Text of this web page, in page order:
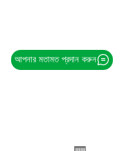
আপনার মতামত প্রদান করুন